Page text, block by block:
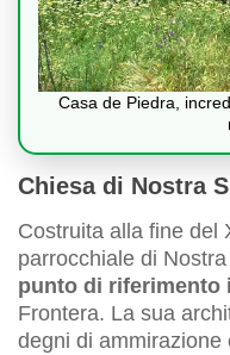
Casa de Piedra,
Chiesa di Nostra
Costruita alla fine del
parrocchiale di
punto di riferimento
Frontera. La sua
degni di